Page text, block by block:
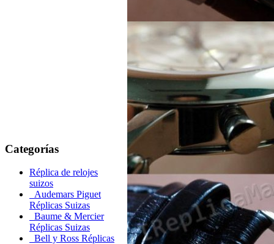
Categorías
Réplica de relojes
suizos
Audemars Piguet
Réplicas Suizas
Baume & Mercier
Réplicas Suizas
Bell y Ross Réplicas